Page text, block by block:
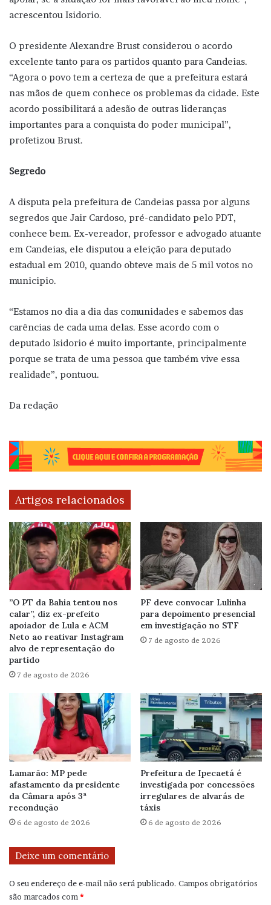
acrescentou Isidorio.
O presidente Alexandre Brust considerou o acordo
excelente tanto para os partidos quanto para Candeias.
“Agora o povo tem a certeza de que a prefeitura estará
nas mãos de quem conhece os problemas da cidade. Este
acordo possibilitará a adesão de outras lideranças
importantes para a conquista do poder municipal”,
profetizou Brust.
Segredo
A disputa pela prefeitura de Candeias passa por alguns
segredos que Jair Cardoso, pré-candidato pelo PDT,
conhece bem. Ex-vereador, professor e advogado atuante
em Candeias, ele disputou a eleição para deputado
estadual em 2010, quando obteve mais de 5 mil votos no
municipio.
“Estamos no dia a dia das comunidades e sabemos das
carências de cada uma delas. Esse acordo com o
deputado Isidorio é muito importante, principalmente
porque se trata de uma pessoa que também vive essa
realidade”, pontuou.
Da redação
Artigos relacionados
”O PT da Bahia tentou nos
calar”, diz ex-prefeito
apoiador de Lula e ACM
Neto ao reativar Instagram
alvo de representação do
partido
7 de agosto de 2026
PF deve convocar Lulinha
para depoimento presencial
em investigação no STF
7 de agosto de 2026
Lamarão: MP pede
afastamento da presidente
da Câmara após 3ª
recondução
6 de agosto de 2026
Prefeitura de Ipecaetá é
investigada por concessões
irregulares de alvarás de
táxis
6 de agosto de 2026
Deixe um comentário
O seu endereço de e-mail não será publicado. Campos obrigatórios
são marcados com*